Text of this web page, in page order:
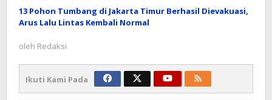
13 Pohon Tumbang di Jakarta Timur Berhasil Dievakuasi,
Arus Lalu Lintas Kembali Normal
oleh Redaksi
Ikuti Kami Pada